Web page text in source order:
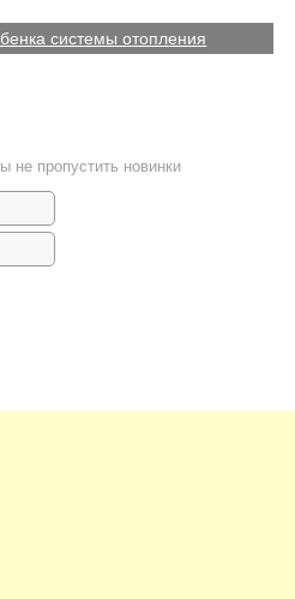
системы отопления
не пропустить новинки